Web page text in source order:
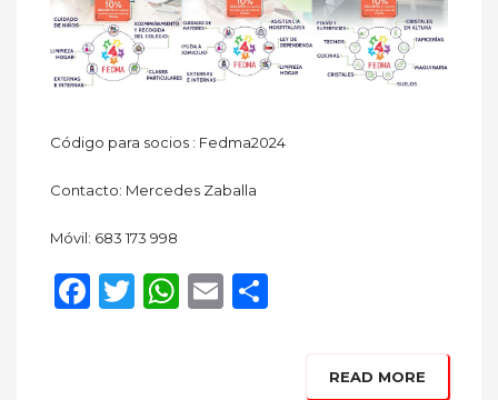
Código para socios : Fedma2024
Contacto: Mercedes Zaballa
Móvil: 683 173 998
Facebook
Twitter
WhatsApp
Email
READ MORE